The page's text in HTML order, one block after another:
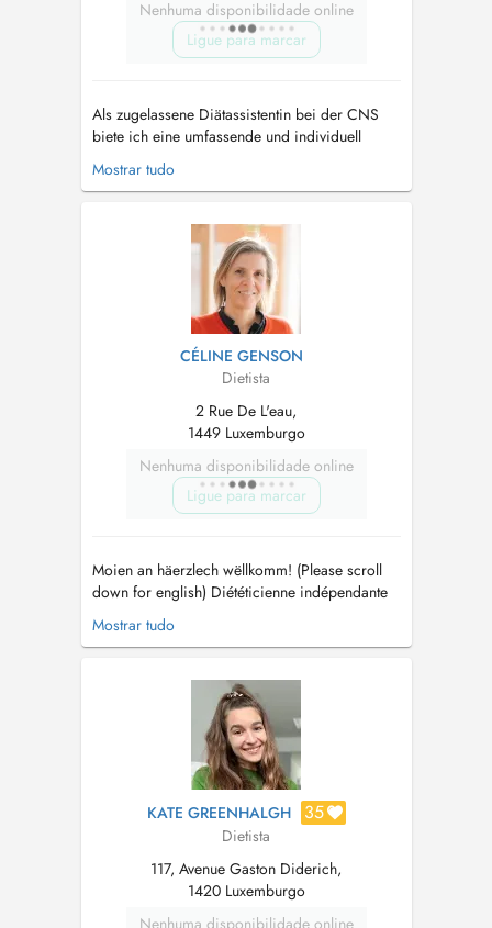
Nenhuma disponibilidade online
Ligue para marcar
Als zugelassene Diätassistentin bei der CNS
biete ich eine umfassende und individuell
abgestimmte Ernährungstherapie für
Patientinnen und Patienten mit
Meine Schwerpunkte umfassen: -
Stoffwechselstörungen, darunter das
metabolische Syndrom und erhöhte...
Mostrar tudo
CÉLINE GENSON
Dietista
2 Rue De L'eau,
1449 Luxemburgo
Nenhuma disponibilidade online
Ligue para marcar
Moien an häerzlech wëllkomm! (Please scroll
down for english) Diététicienne indépendante
au Luxembourg depuis de 2014, je suis agrée
par le Ministère de la Santé, la CNS et membre
Luxembourg ANDL. Les consultations ont lieu
au cabinet de diététique "m...
Mostrar tudo
KATE GREENHALGH 35
Dietista
117, Avenue Gaston Diderich,
1420 Luxemburgo
Nenhuma disponibilidade online